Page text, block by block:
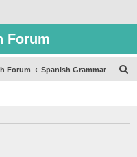
Forum
Forum Spanish Grammar